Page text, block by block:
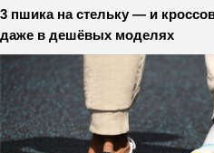
3 пшика на стельку — и
даже в дешёвых моделях